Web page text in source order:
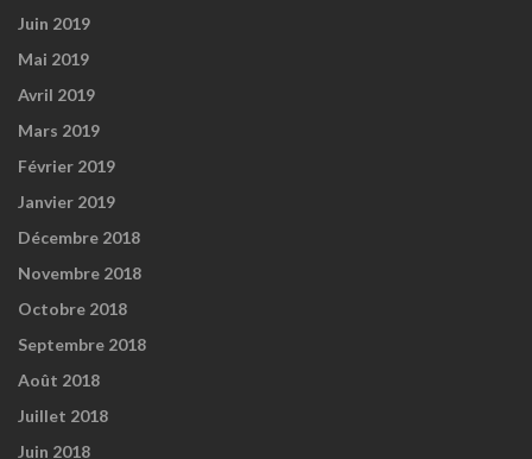
Juin 2019
Mai 2019
Avril 2019
Mars 2019
Février 2019
Janvier 2019
Décembre 2018
Novembre 2018
Octobre 2018
Septembre 2018
Août 2018
Juillet 2018
Juin 2018